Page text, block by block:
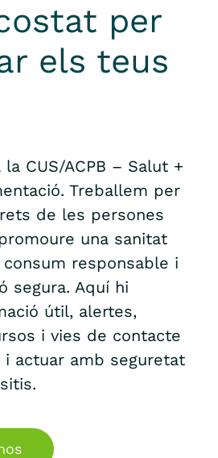
per
els teus
CUS/ACPB – Salut +
Treballem per
de les persones
una sanitat
responsable i
segura. Aquí hi
útil, alertes,
i vies de contacte
actuar amb seguretat